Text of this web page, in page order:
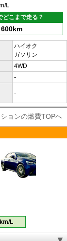
L
どこまで走る？
600km
ハイオク
ガソリン
4WD
-
-
ョンの燃費TOPへ
L